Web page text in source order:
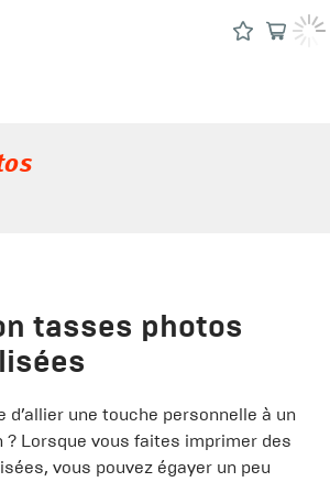
tasses photos
d’allier une touche personnelle à un
? Lorsque vous faites imprimer des
vous pouvez égayer un peu